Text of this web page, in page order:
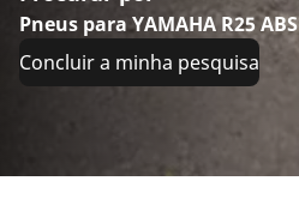
Pneus para YAMAHA R25 ABS
Concluir a minha pesquisa